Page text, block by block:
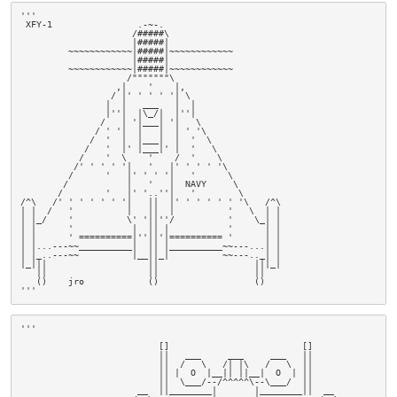
'''
XFY-1                .-~-.
                     /#####\
                     |#####|
         ~~~~~~~~~~~~|#####|~~~~~~~~~~~~
                     |#####|
         ~~~~~~~~~~~~|#####|~~~~~~~~~~~~
                    /"""""""\
                  ,|    '    |,
                 / |' ' ' ' '| \
                |''|  |\_/|  |''|
               /   | '|___| '|   \
              / ' '|  |   |  | ' '\
             /  '  |  |___|  |  '  \
            /   '  |' |___|' |  '   \
           /    '  \    '    /  '    \
          /' ' ' ' '|   '   |' ' ' ' '\
         /      '   |' ' ' '|   '      \
        /           |   '   |  NAVY     \
       /        '   |' '..''|   '        \
/^\   /' ' ' ' ' ' '|   ||  |' ' ' ' ' ' '\   /^\
| |  /   '          |   ||  |          '   \  | |
| |_/    '          \' '||''/          '    \_| |
| |      '           |  || |           '      | |
| |      ' ==========|''||'|========== '      | |
| |...---~~__________|  || |__________~~---...| |
| |_..---~~          |__||_|          ~~---.._| |
   ()    jro            ()                  ()
'''
'''
[]
||  /   \   /| |\   /
|| |  O  |__|| ||__|  O
||  \___/--/^^^^^\--